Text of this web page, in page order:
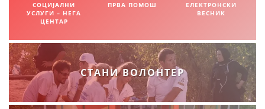
СТРУКТУРА И ОРГАНИЗАЦИОНА ПОСТАВЕНОСТ
ДИСЕМИНАЦИЈА
MЕЃУНАРОДНО ХУМАНИТАРНО ПРАВО
ПРОМОЦИЈА НА ХУМАНИ ВРЕДНОСТИ
УПОТРЕБА И ЗАШТИТА НА АМБЛЕМОТ
СОЦИЈАЛНИ
УСЛУГИ – НЕГА
ЦЕНТАР
ПРВА ПОМОШ
ЕЛЕКТРОНСКИ
ВЕСНИК
СТАНИ ВОЛОНТЕР